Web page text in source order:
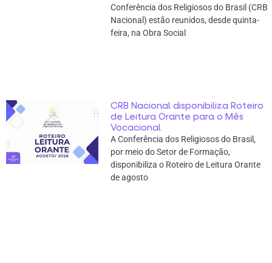
Conferência dos Religiosos do Brasil (CRB
Nacional) estão reunidos, desde quinta-
feira, na Obra Social
CRB Nacional disponibiliza Roteiro
de Leitura Orante para o Mês
Vocacional
A Conferência dos Religiosos do Brasil,
por meio do Setor de Formação,
disponibiliza o Roteiro de Leitura Orante
de agosto